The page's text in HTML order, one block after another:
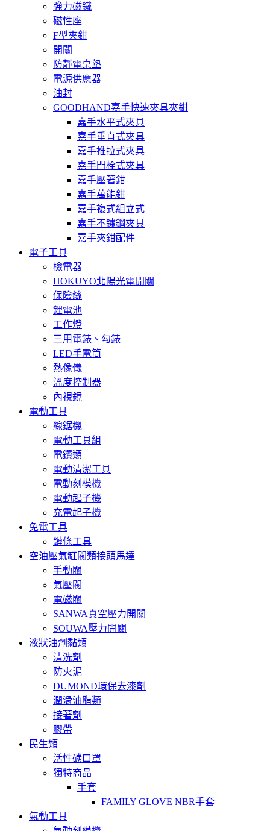
強力磁鐵
磁性座
F型夾鉗
開關
防靜電桌墊
電源供應器
油封
GOODHAND嘉手快速夾具夾鉗
嘉手水平式夾具
嘉手垂直式夾具
嘉手推拉式夾具
嘉手門栓式夾具
嘉手壓著鉗
嘉手萬能鉗
嘉手複式組立式
嘉手不鏽鋼夾具
嘉手夾鉗配件
電子工具
檢電器
HOKUYO北陽光電開關
保險絲
鋰電池
工作燈
三用電錶、勾錶
LED手電筒
熱像儀
溫度控制器
內視鏡
電動工具
線鋸機
電動工具組
電鑽類
電動清潔工具
電動刻模機
電動起子機
充電起子機
免電工具
鏈條工具
空油壓氣缸閥類接頭馬達
手動閥
氣壓閥
電磁閥
SANWA真空壓力開關
SOUWA壓力開關
液狀油劑黏類
清洗劑
防火泥
DUMOND環保去漆劑
潤滑油脂類
接著劑
膠帶
民生類
活性碳口罩
獨特商品
手套
FAMILY GLOVE NBR手套
氣動工具